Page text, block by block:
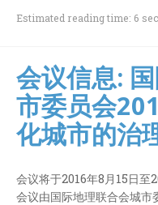
Estimated reading time: 6
会议信息:
市委员会
化城市的治
会议将于2016年8月15日至
会议由国际地理联合会城市